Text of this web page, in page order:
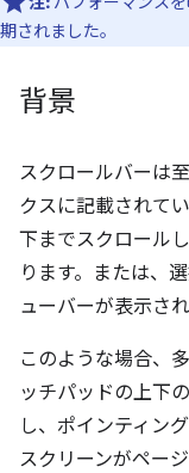
期されました。
背景
スクロールバーは
クスに記載されて
下までスクロール
ります。または、
ューバーが表示さ
このような場合、
ッチパッドの上下
し、ポインティン
スクリーンがペー